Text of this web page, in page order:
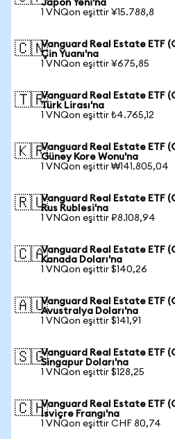
Japon Yeni'na
1 VNQon eşittir ¥15.788,8
🇨🇳Vanguard Real Estate ETF
Çin Yuanı'na
1 VNQon eşittir ¥675,85
🇹🇷Vanguard Real Estate ETF
Türk Lirası'na
1 VNQon eşittir ₺4.765,12
🇰🇷Vanguard Real Estate ETF
Güney Kore Wonu'na
1 VNQon eşittir ₩141.805,04
🇷🇺Vanguard Real Estate ETF
Rus Rublesi'na
1 VNQon eşittir ₽8.108,94
🇨🇦Vanguard Real Estate ETF
Kanada Doları'na
1 VNQon eşittir $140,26
🇦🇺Vanguard Real Estate ETF
Avustralya Doları'na
1 VNQon eşittir $141,91
🇸🇬Vanguard Real Estate ETF
Singapur Doları'na
1 VNQon eşittir $128,25
🇨🇭Vanguard Real Estate ETF
İsviçre Frangı'na
1 VNQon eşittir CHF 80,74